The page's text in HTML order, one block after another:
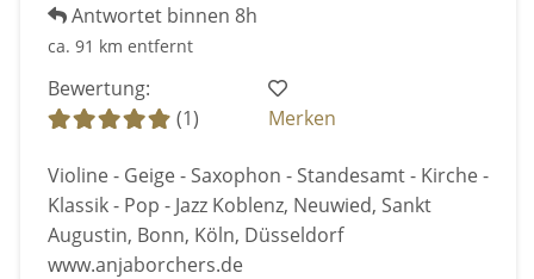
Antwortet binnen 8h
ca. 91 km entfernt
Bewertung:
(1)
Merken
Violine - Geige - Saxophon - Standesamt - Kirche -
Klassik - Pop - Jazz Koblenz, Neuwied, Sankt
Augustin, Bonn, Köln, Düsseldorf
www.anjaborchers.de